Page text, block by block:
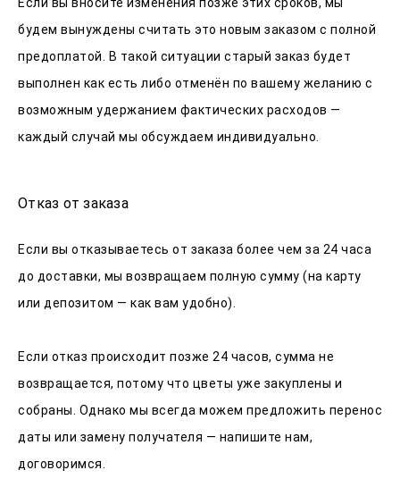
будем вынуждены считать это новым заказом с полной
предоплатой. В такой ситуации старый заказ будет
выполнен как есть либо отменён по вашему желанию с
возможным удержанием фактических расходов —
каждый случай мы обсуждаем индивидуально.
Отказ от заказа
Если вы отказываетесь от заказа более чем за 24 часа
до доставки, мы возвращаем полную сумму (на карту
или депозитом — как вам удобно).
Если отказ происходит позже 24 часов, сумма не
возвращается, потому что цветы уже закуплены и
собраны. Однако мы всегда можем предложить перенос
даты или замену получателя — напишите нам,
договоримся.